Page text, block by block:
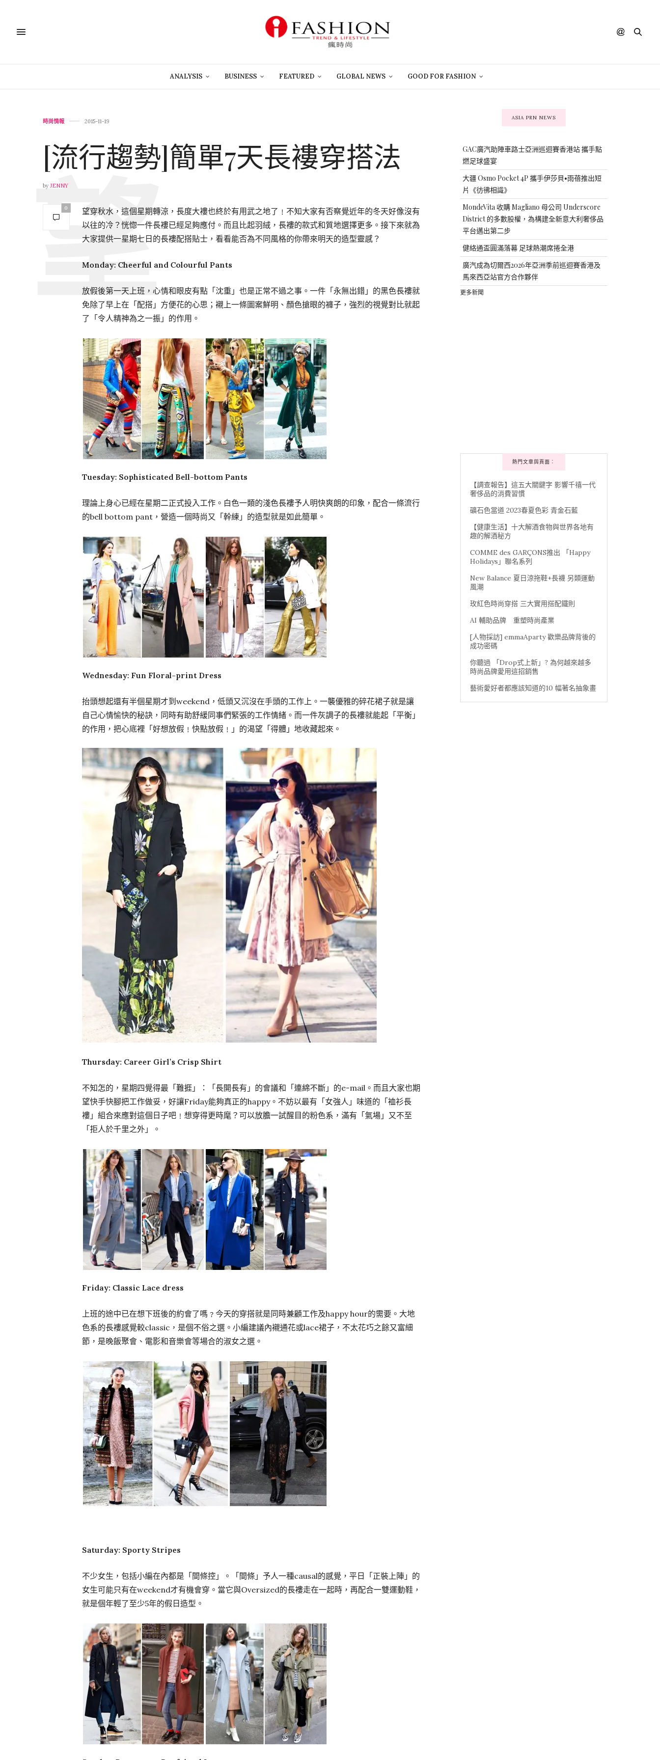
ANALYSIS BUSINESS FEATURED GLOBAL NEWS GOOD FOR FASHION
時尚情報 2015-11-19
[流行趨勢]簡單7天長褸穿搭法
by JENNY
0
望穿秋水，這個星期轉涼，長度大褸也終於有用武之地了﹗不知大家有否察覺近年的冬天好像沒有
以往的冷？恍惚一件長褸已經足夠應付。而且比起羽絨，長褸的款式和質地選擇更多。接下來就為
大家提供一星期七日的長褸配搭貼士，看看能否為不同風格的你帶來明天的造型靈感？
Monday: Cheerful and Colourful Pants
放假後第一天上班，心情和眼皮有點「沈重」也是正常不過之事。一件「永無出錯」的黑色長褸就
免除了早上在「配搭」方便花的心思；襯上一條圖案鮮明、顏色搶眼的褲子，強烈的視覺對比就起
了「令人精神為之一振」的作用。
Tuesday: Sophisticated Bell-bottom Pants
理論上身心已經在星期二正式投入工作。白色一類的淺色長褸予人明快爽朗的印象，配合一條流行
的bell bottom pant，營造一個時尚又「幹練」的造型就是如此簡單。
Wednesday: Fun Floral-print Dress
抬頭想起還有半個星期才到weekend，低頭又沉沒在手頭的工作上。一襲優雅的碎花裙子就是讓
自己心情愉快的秘訣，同時有助舒緩同事們緊張的工作情緒。而一件灰調子的長褸就能起「平衡」
的作用，把心底裡「好想放假﹗快點放假﹗」的渴望「得體」地收藏起來。
Thursday: Career Girl’s Crisp Shirt
不知怎的，星期四覺得最「難捱」：「長開長有」的會議和「連綿不斷」的e-mail。而且大家也期
望快手快腳把工作做妥，好讓Friday能夠真正的happy。不妨以最有「女強人」味道的「裇衫長
褸」組合來應對這個日子吧﹗想穿得更時麾？可以放膽一試醒目的粉色系，滿有「氣場」又不至
「拒人於千里之外」。
Friday: Classic Lace dress
上班的途中已在想下班後的約會了嗎﹖今天的穿搭就是同時兼顧工作及happy hour的需要。大地
色系的長褸感覺較classic，是個不俗之選。小編建議內襯通花或lace裙子，不太花巧之餘又富細
節，是晚飯聚會、電影和音樂會等場合的淑女之選。
Saturday: Sporty Stripes
不少女生，包括小編在內都是「間條控」。「間條」予人一種causal的感覺，平日「正裝上陣」的
女生可能只有在weekend才有機會穿。當它與Oversized的長褸走在一起時，再配合一雙運動鞋，
就是個年輕了至少5年的假日造型。
ASIA PRN NEWS
GAC廣汽助陣車路士亞洲巡迴賽香港站 攜手點
燃足球盛宴
大疆 Osmo Pocket 4P 攜手伊莎貝•雨蓓推出短
片《彷彿相識》
MondeVita 收購 Magliano 母公司 Underscore
District 的多數股權，為構建全新意大利奢侈品
平台邁出第二步
健絡通盃圓滿落幕 足球熱潮席捲全港
廣汽成為切爾西2026年亞洲季前巡迴賽香港及
馬來西亞站官方合作夥伴
更多新聞
熱門文章與頁面︰
【調查報告】這五大關鍵字 影響千禧一代
奢侈品的消費習慣
礦石色當道 2023春夏色彩 青金石藍
【健康生活】十大解酒食物與世界各地有
趣的解酒秘方
COMME des GARÇONS推出 「Happy
Holidays」聯名系列
New Balance 夏日涼拖鞋+長襪 另類運動
風潮
玫紅色時尚穿搭 三大實用搭配鐵則
AI 輔助品牌 重塑時尚產業
[人物採訪] emmaAparty 歡樂品牌背後的
成功密碼
你聽過 「Drop式上新」? 為何越來越多
時尚品牌愛用這招銷售
藝術愛好者都應該知道的10 幅著名抽象畫